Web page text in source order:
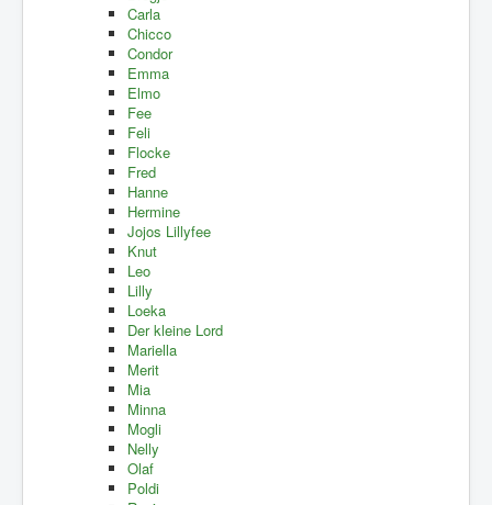
Carla
Chicco
Condor
Emma
Elmo
Fee
Feli
Flocke
Fred
Hanne
Hermine
Jojos Lillyfee
Knut
Leo
Lilly
Loeka
Der kleine Lord
Mariella
Merit
Mia
Minna
Mogli
Nelly
Olaf
Poldi